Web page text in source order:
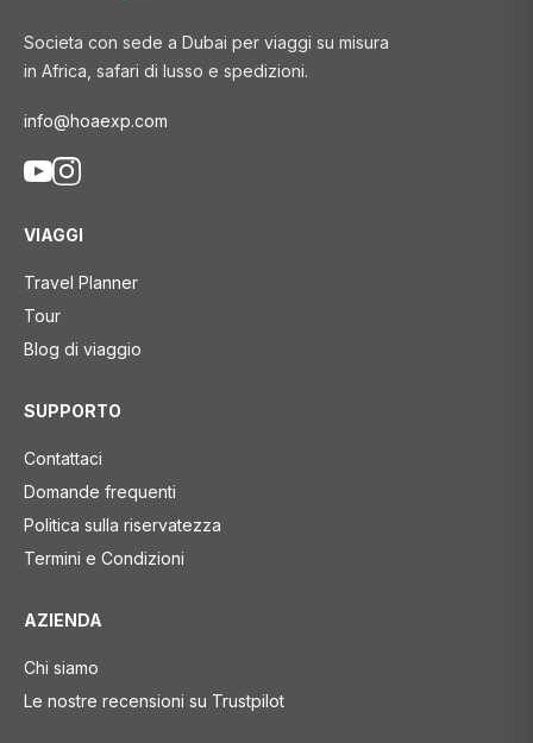
Societa con sede a Dubai per viaggi su misura
in Africa, safari di lusso e spedizioni.
info@hoaexp.com
VIAGGI
Travel Planner
Tour
Blog di viaggio
SUPPORTO
Contattaci
Domande frequenti
Politica sulla riservatezza
Termini e Condizioni
AZIENDA
Chi siamo
Le nostre recensioni su Trustpilot